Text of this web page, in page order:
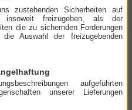
zustehenden Sicherheiten auf
insoweit freizugeben, als der
die zu sichernden Forderungen
Auswahl der freizugebenden
aufgeführten
unserer Lieferungen